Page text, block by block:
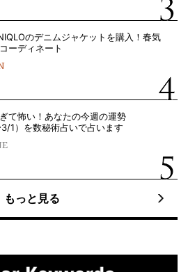
のデニムジャケットを購入！春気
ーディネート
て怖い！あなたの今週の運勢
3/1）を数秘術占いで占います
もっと見る